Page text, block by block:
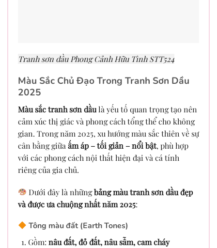
Tranh sơn dầu Phong Cảnh Hữu Tình STT524
Màu Sắc Chủ Đạo Trong Tranh Sơn Dầu
2025
Màu sắc tranh sơn dầulà yếu tố quan trọng tạo nên
cảm xúc thị giác và phong cách tổng thể cho không
gian. Trong năm 2025, xu hướng màu sắc thiên về sự
cân bằng giữa ấm áp – tối giản – nổi bật, phù hợp
với các phong cách nội thất hiện đại và cá tính
riêng của gia chủ.
Dưới đây là nhữngbảng màu tranh sơn dầu đẹp
và được ưa chuộng nhất năm 2025:
Tông màu đất (Earth Tones)
Gồm: nâu đất, đỏ đất, nâu sẫm, cam cháy